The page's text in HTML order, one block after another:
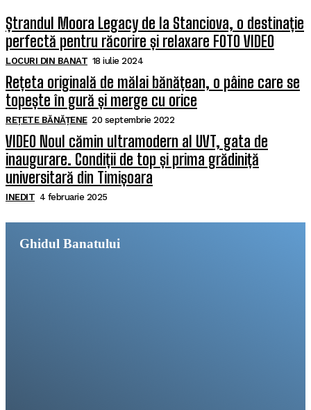
Ștrandul Moora Legacy de la Stanciova, o destinație
perfectă pentru răcorire și relaxare FOTO VIDEO
LOCURI DIN BANAT 18 iulie 2024
Rețeta originală de mălai bănățean, o pâine care se
topește în gură și merge cu orice
REȚETE BĂNĂȚENE 20 septembrie 2022
VIDEO Noul cămin ultramodern al UVT, gata de
inaugurare. Condiții de top și prima grădiniță
universitară din Timișoara
INEDIT 4 februarie 2025
Ghidul Banatului